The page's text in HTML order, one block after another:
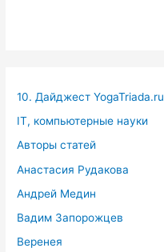
10. Дайджест YogaTriada.ru
IT, компьютерные науки
Авторы статей
Анастасия Рудакова
Андрей Медин
Вадим Запорожцев
Веренея